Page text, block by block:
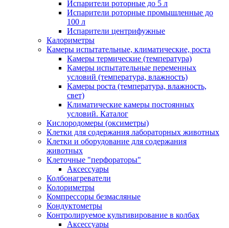
Испарители роторные до 5 л
Испарители роторные промышленные до
100 л
Испарители центрифужные
Калориметры
Камеры испытательные, климатические, роста
Камеры термические (температура)
Камеры испытательные переменных
условий (температура, влажность)
Камеры роста (температура, влажность,
свет)
Климатические камеры постоянных
условий. Каталог
Кислородомеры (оксиметры)
Клетки для содержания лабораторных животных
Клетки и оборудование для содержания
животных
Клеточные "перфораторы"
Аксессуары
Колбонагреватели
Колориметры
Компрессоры безмасляные
Кондуктометры
Контролируемое культивирование в колбах
Аксессуары